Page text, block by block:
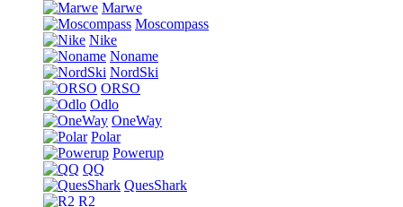
Marwe
Moscompass
Nike
Noname
NordSki
ORSO
Odlo
OneWay
Polar
Powerup
QQ
QuesShark
R2